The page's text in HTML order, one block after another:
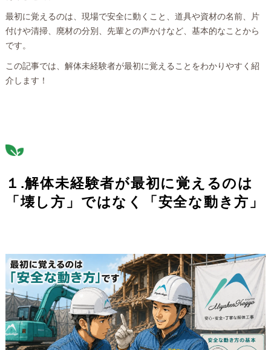
最初に覚えるのは、現場で安全に動くこと、道具や資材の名前、片
付けや清掃、廃材の分別、先輩との声かけなど、基本的なことから
です。
この記事では、解体未経験者が最初に覚えることをわかりやすく紹
介します！
１.解体未経験者が最初に覚えるのは
「壊し方」ではなく「安全な動き方」